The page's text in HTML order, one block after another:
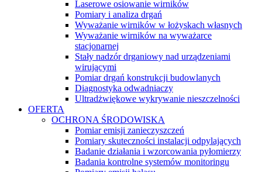
Laserowe osiowanie wirników
Pomiary i analiza drgań
Wyważanie wirników w łożyskach własnych
Wyważanie wirników na wyważarce
stacjonarnej
Stały nadzór drganiowy nad urządzeniami
wirującymi
Pomiar drgań konstrukcji budowlanych
Diagnostyka odwadniaczy
Ultradżwiękowe wykrywanie nieszczelności
OFERTA
OCHRONA ŚRODOWISKA
Pomiar emisji zanieczyszczeń
Pomiary skuteczności instalacji odpylających
Badanie działania i wzorcowania pyłomierzy
Badania kontrolne systemów monitoringu